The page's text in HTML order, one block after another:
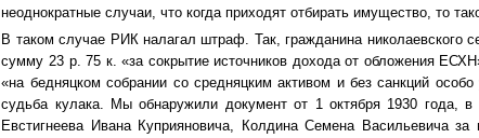
неоднократные случаи, что когда приходят отбирать имущество, то
В таком случае РИК налагал штраф. Так, гражданина николаевского
сумму 23 р. 75 к. «за сокрытие источников дохода от обложения
«на бедняцком собрании со средняцким активом и без санкций
судьба кулака. Мы обнаружили документ от 1 октября 1930 года,
Евстигнеева Ивана Куприяновича, Колдина Семена Васильевича